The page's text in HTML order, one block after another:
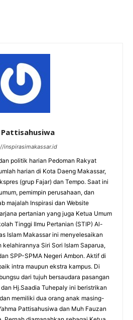
Pattisahusiwa
inspirasimakassar.id
politik harian Pedoman Rakyat
harian di Kota Daeng Makassar,
(grup Fajar) dan Tempo. Saat ini
pemimpin perusahaan, dan
majalah Inspirasi dan Website
pertanian yang juga Ketua Umum
Tinggi Ilmu Pertanian (STIP) Al-
Islam Makassar ini menyelesaikan
kelahirannya Siri Sori Islam Saparua,
SPP-SPMA Negeri Ambon. Aktif di
intra maupun ekstra kampus. Di
dari tujuh bersaudara pasangan
Hj.Saadia Tuhepaly ini beristrikan
memiliki dua orang anak masing-
Pattisahusiwa dan Muh Fauzan